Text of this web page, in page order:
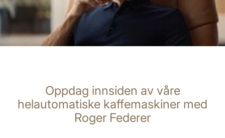
Oppdag innsiden av våre
helautomatiske kaffemaskiner med
Roger Federer